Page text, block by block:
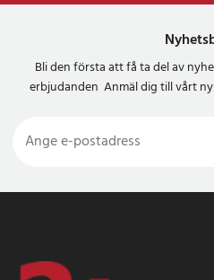
Bli den första att få ta del av
erbjudanden Anmäl dig till vårt